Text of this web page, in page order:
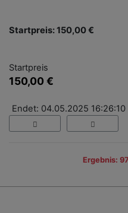
Startpreis: 150,00 €
Startpreis
150,00 €
Endet: 04.05.2025 16:26:10
Ergebnis: